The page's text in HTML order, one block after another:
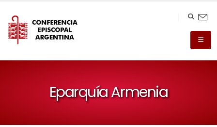
Eparquía Armenia